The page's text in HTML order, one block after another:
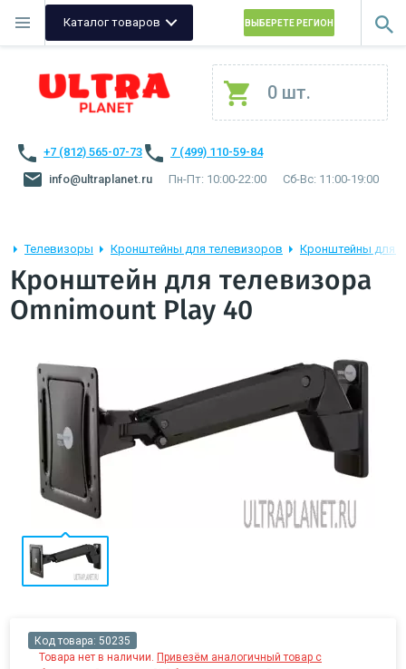
Каталог товаров ВЫБЕРЕТЕ РЕГИОН
0 шт.
+7 (812) 565-07-73
7 (499) 110-59-84
info@ultraplanet.ru
Пн-Пт: 10:00-22:00 Сб-Вс: 11:00-19:00
Телевизоры Кронштейны для телевизоров Кронштейны для
Кронштейн для телевизора
Omnimount Play 40
Код товара: 50235
Товара нет в наличии. Привезём аналогичный товар с